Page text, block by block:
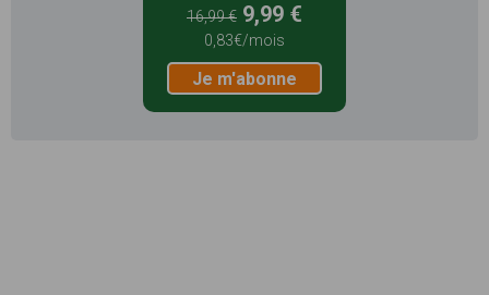
16,99 € 9,99 €
0,83€/mois
Je m'abonne